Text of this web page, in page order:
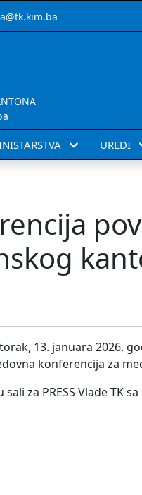
UREDI
13. januara 2026.
konferencija za
za PRESS Vlade TK